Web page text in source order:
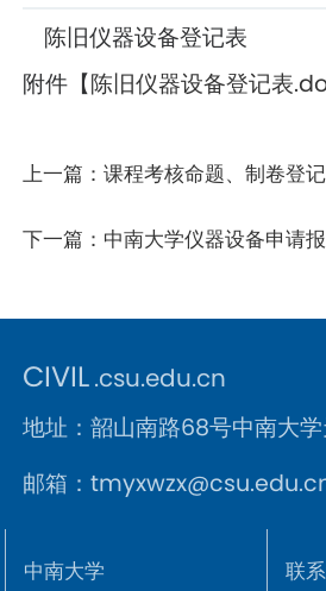
陈旧仪器设备登记表
附件【陈旧仪器设备登记表
上一篇：课程考核命题、制卷登
下一篇： 中南大学仪器设备申请
CIVIL.csu.edu.cn
地址：韶山南路68号中南大
邮箱：
中南大学 联